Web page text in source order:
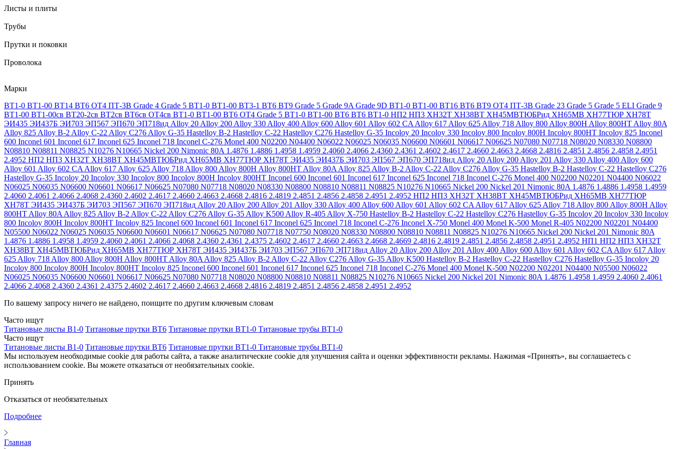
Листы и плиты
Трубы
Прутки и поковки
Проволока
Марки
ВТ1-0 ВТ1-00 ВТ14 ВТ6 ОТ4 ПТ-3В Grade 4 Grade 5 ВТ1-0 ВТ1-00 ВТ3-1 ВТ6 ВТ9 Grade 5 Grade 9A Grade 9D ВТ1-0 ВТ1-00 ВТ16 ВТ6 ВТ9 ОТ4 ПТ-3В Grade 23 Grade 5 Grade 5 ELI Grade 9
ВТ1-00 ВТ1-00св ВТ20-2св ВТ2св ВТ6св ОТ4св ВТ1-0 ВТ1-00 ВТ6 ОТ4 Grade 5 ВТ1-0 ВТ1-00 ВТ6 ВТ6 ВТ1-0 НП2 НП3 ХН32Т ХН38ВТ ХН45МВТЮБРид ХН65МВ ХН77ТЮР ХН78Т
ЭИ435 ЭИ437Б ЭИ703 ЭП567 ЭП670 ЭП718ид Alloy 20 Alloy 200 Alloy 330 Alloy 400 Alloy 600 Alloy 601 Alloy 602 CA Alloy 617 Alloy 625 Alloy 718 Alloy 800 Alloy 800H Alloy 800HT Alloy 80A
Alloy 825 Alloy B-2 Alloy C-22 Alloy C276 Alloy G-35 Hastelloy B-2 Hastelloy C-22 Hastelloy C276 Hastelloy G-35 Incoloy 20 Incoloy 330 Incoloy 800 Incoloy 800H Incoloy 800HT Incoloy 825 Inconel
600 Inconel 601 Inconel 617 Inconel 625 Inconel 718 Inconel C-276 Monel 400 N02200 N04400 N06022 N06025 N06035 N06600 N06601 N06617 N06625 N07080 N07718 N08020 N08330 N08800
N08810 N08811 N08825 N10276 N10665 Nickel 200 Nimonic 80A 1.4876 1.4886 1.4958 1.4959 2.4060 2.4066 2.4360 2.4361 2.4602 2.4617 2.4660 2.4663 2.4668 2.4816 2.4851 2.4856 2.4858 2.4951
2.4952 НП2 НП3 ХН32Т ХН38ВТ ХН45МВТЮБРид ХН65МВ ХН77ТЮР ХН78Т ЭИ435 ЭИ437Б ЭИ703 ЭП567 ЭП670 ЭП718ид Alloy 20 Alloy 200 Alloy 201 Alloy 330 Alloy 400 Alloy 600
Alloy 601 Alloy 602 CA Alloy 617 Alloy 625 Alloy 718 Alloy 800 Alloy 800H Alloy 800HT Alloy 80A Alloy 825 Alloy B-2 Alloy C-22 Alloy C276 Alloy G-35 Hastelloy B-2 Hastelloy C-22 Hastelloy C276
Hastelloy G-35 Incoloy 20 Incoloy 330 Incoloy 800 Incoloy 800H Incoloy 800HT Inconel 600 Inconel 601 Inconel 617 Inconel 625 Inconel 718 Inconel C-276 Monel 400 N02200 N02201 N04400 N06022
N06025 N06035 N06600 N06601 N06617 N06625 N07080 N07718 N08020 N08330 N08800 N08810 N08811 N08825 N10276 N10665 Nickel 200 Nickel 201 Nimonic 80A 1.4876 1.4886 1.4958 1.4959
2.4060 2.4061 2.4066 2.4068 2.4360 2.4602 2.4617 2.4660 2.4663 2.4668 2.4816 2.4819 2.4851 2.4856 2.4858 2.4951 2.4952 НП2 НП3 ХН32Т ХН38ВТ ХН45МВТЮБРид ХН65МВ ХН77ТЮР
ХН78Т ЭИ435 ЭИ437Б ЭИ703 ЭП567 ЭП670 ЭП718ид Alloy 20 Alloy 200 Alloy 201 Alloy 330 Alloy 400 Alloy 600 Alloy 601 Alloy 602 CA Alloy 617 Alloy 625 Alloy 718 Alloy 800 Alloy 800H Alloy
800HT Alloy 80A Alloy 825 Alloy B-2 Alloy C-22 Alloy C276 Alloy G-35 Alloy K500 Alloy R-405 Alloy X-750 Hastelloy B-2 Hastelloy C-22 Hastelloy C276 Hastelloy G-35 Incoloy 20 Incoloy 330 Incoloy
800 Incoloy 800H Incoloy 800HT Incoloy 825 Inconel 600 Inconel 601 Inconel 617 Inconel 625 Inconel 718 Inconel C-276 Inconel X-750 Monel 400 Monel K-500 Monel R-405 N02200 N02201 N04400
N05500 N06022 N06025 N06035 N06600 N06601 N06617 N06625 N07080 N07718 N07750 N08020 N08330 N08800 N08810 N08811 N08825 N10276 N10665 Nickel 200 Nickel 201 Nimonic 80A
1.4876 1.4886 1.4958 1.4959 2.4060 2.4061 2.4066 2.4068 2.4360 2.4361 2.4375 2.4602 2.4617 2.4660 2.4663 2.4668 2.4669 2.4816 2.4819 2.4851 2.4856 2.4858 2.4951 2.4952 НП1 НП2 НП3 ХН32Т
ХН38ВТ ХН45МВТЮБРид ХН65МВ ХН77ТЮР ХН78Т ЭИ435 ЭИ437Б ЭИ703 ЭП567 ЭП670 ЭП718ид Alloy 20 Alloy 200 Alloy 201 Alloy 400 Alloy 600 Alloy 601 Alloy 602 CA Alloy 617 Alloy
625 Alloy 718 Alloy 800 Alloy 800H Alloy 800HT Alloy 80A Alloy 825 Alloy B-2 Alloy C-22 Alloy C276 Alloy G-35 Alloy K500 Hastelloy B-2 Hastelloy C-22 Hastelloy C276 Hastelloy G-35 Incoloy 20
Incoloy 800 Incoloy 800H Incoloy 800HT Incoloy 825 Inconel 600 Inconel 601 Inconel 617 Inconel 625 Inconel 718 Inconel C-276 Monel 400 Monel K-500 N02200 N02201 N04400 N05500 N06022
N06025 N06035 N06600 N06601 N06617 N06625 N07080 N07718 N08020 N08800 N08810 N08811 N08825 N10276 N10665 Nickel 200 Nickel 201 Nimonic 80A 1.4876 1.4958 1.4959 2.4060 2.4061
2.4066 2.4068 2.4360 2.4361 2.4375 2.4602 2.4617 2.4660 2.4663 2.4668 2.4816 2.4819 2.4851 2.4856 2.4858 2.4951 2.4952
По вашему запросу ничего не найдено, поищите по другим ключевым словам
Часто ищут
Титановые листы В1-0 Титановые прутки ВТ6 Титановые прутки ВТ1-0 Титановые трубы ВТ1-0
Часто ищут
Титановые листы В1-0 Титановые прутки ВТ6 Титановые прутки ВТ1-0 Титановые трубы ВТ1-0
Мы используем необходимые cookie для работы сайта, а также аналитические cookie для улучшения сайта и оценки эффективности рекламы. Нажимая «Принять», вы соглашаетесь с
использованием cookie. Вы можете отказаться от необязательных cookie.
Принять
Отказаться от необязательных
Подробнее
Главная